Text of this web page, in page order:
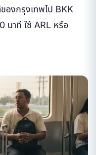
องกรุงเทพไป BKK
นาที ใช้ ARL หรือ